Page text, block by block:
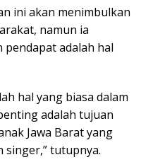
ini akan menimbulkan
namun ia
pendapat adalah hal
hal yang biasa dalam
adalah tujuan
Jawa Barat yang
singer,” tutupnya.